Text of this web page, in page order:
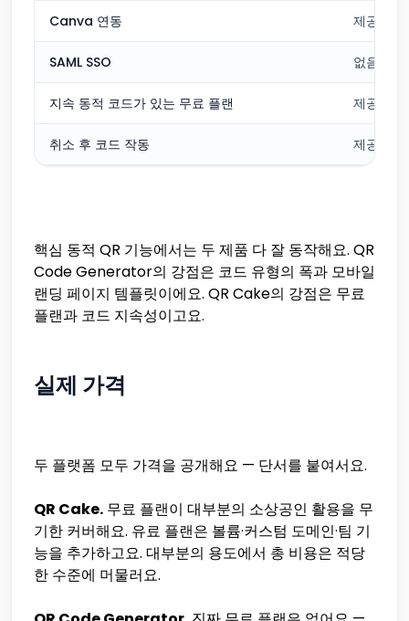
Canva 연동 제공
SAML SSO 없음
지속 동적 코드가 있는 무료 플랜 제공
취소 후 코드 작동 제공
핵심 동적 QR 기능에서는 두 제품 다 잘 동작해요. QR
Code Generator의 강점은 코드 유형의 폭과 모바일
랜딩 페이지 템플릿이에요. QR Cake의 강점은 무료
플랜과 코드 지속성이고요.
실제 가격
두 플랫폼 모두 가격을 공개해요 — 단서를 붙여서요.
QR Cake. 무료 플랜이 대부분의 소상공인 활용을 무
기한 커버해요. 유료 플랜은 볼륨·커스텀 도메인·팀 기
능을 추가하고요. 대부분의 용도에서 총 비용은 적당
한 수준에 머물러요.